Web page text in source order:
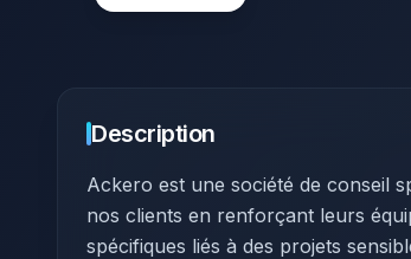
Description
Ackero est une société de conseil
nos clients en renforçant leurs
spécifiques liés à des projets